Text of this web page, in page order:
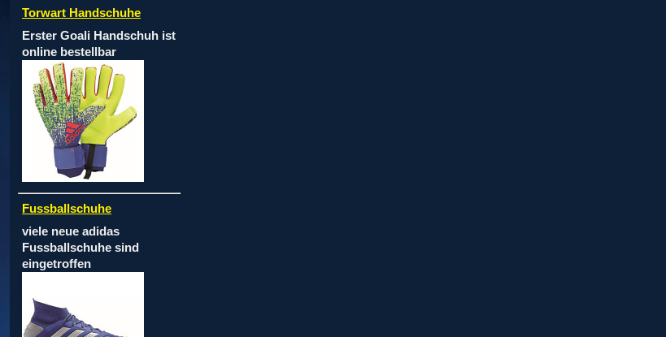
Torwart Handschuhe
Erster Goali Handschuh ist
online bestellbar
Fussballschuhe
viele neue adidas
Fussballschuhe sind
eingetroffen